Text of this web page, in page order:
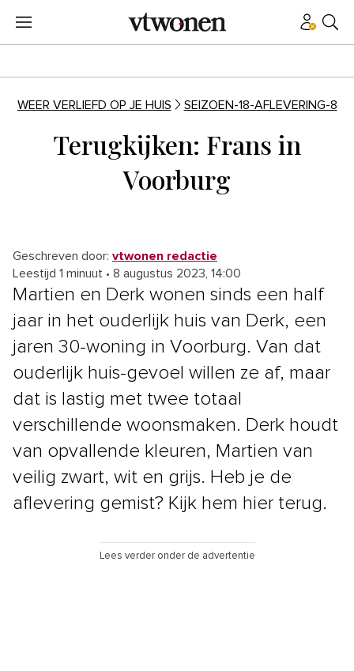
WEER VERLIEFD OP JE HUIS SEIZOEN-18-AFLEVERING-8
Terugkijken: Frans in
Voorburg
Geschreven door: vtwonen redactie
Leestijd 1 minuut • 8 augustus 2023, 14:00
Martien en Derk wonen sinds een half
jaar in het ouderlijk huis van Derk, een
jaren 30-woning in Voorburg. Van dat
ouderlijk huis-gevoel willen ze af, maar
dat is lastig met twee totaal
verschillende woonsmaken. Derk houdt
van opvallende kleuren, Martien van
veilig zwart, wit en grijs. Heb je de
aflevering gemist? Kijk hem hier terug.
Lees verder onder de advertentie